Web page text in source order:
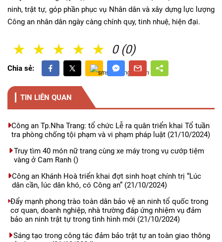
ninh, trật tự, góp phần phục vụ Nhân dân và xây dựng lực lượng
Công an nhân dân ngày càng chính quy, tinh nhuệ, hiện đại.
0 (0)
5 Sao
4 Sao
3 Sao
2 Sao
1 Sao
Chia sẻ:
TIN LIÊN QUAN
Công an Tp.Nha Trang: tổ chức Lễ ra quân triển khai Tổ tuần
tra phòng chống tội phạm và vi phạm pháp luật (21/10/2024)
Truy tìm 40 món nữ trang cùng xe máy trong vụ cướp tiệm
vàng ở Cam Ranh()
Công an Khánh Hoà triển khai đợt sinh hoạt chính trị “Lúc
dân cần, lúc dân khó, có Công an” (21/10/2024)
Đẩy mạnh phong trào toàn dân bảo vệ an ninh tổ quốc trong
cơ quan, doanh nghiệp, nhà trường đáp ứng nhiệm vụ đảm
bảo an ninh trật tự trong tình hình mới (21/10/2024)
Sáng tạo trong công tác đảm bảo trật tự an toàn giao thông